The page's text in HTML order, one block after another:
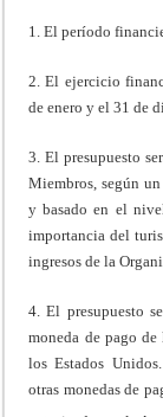
1. El período
2. El ejercicio
de enero y el 31 de
3. El presupuesto
Miembros, según
y basado en el
importancia del
ingresos de la
4. El presupuesto
moneda de pago
los Estados
otras monedas de